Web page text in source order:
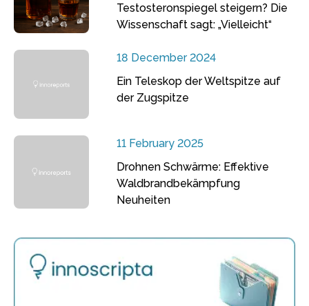
Testosteronspiegel steigern? Die
Wissenschaft sagt: „Vielleicht“
18 December 2024
Ein Teleskop der Weltspitze auf
der Zugspitze
11 February 2025
Drohnen Schwärme: Effektive
Waldbrandbekämpfung
Neuheiten